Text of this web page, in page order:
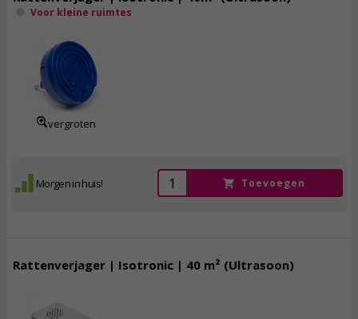
Voor kleine ruimtes
vergroten
Morgen in huis! Toevoegen
Rattenverjager | Isotronic | 40 m² (Ultrasoon)